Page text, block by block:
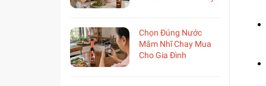
Chọn Đúng Nước
Mắm Nhĩ Chay Mua
Cho Gia Đình